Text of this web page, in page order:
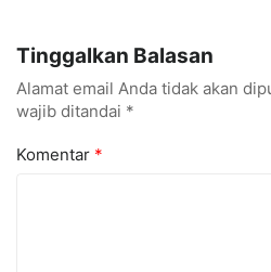
Tinggalkan Balasan
Alamat email Anda tidak akan
wajib ditandai *
Komentar *